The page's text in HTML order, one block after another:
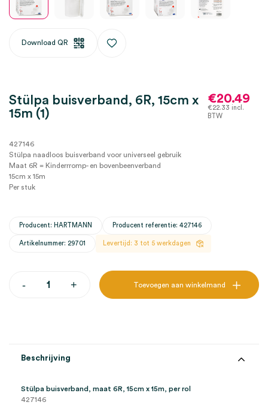
Download QR
Stülpa buisverband, 6R, 15cm x
15m (1)
€20.49
€22.33 incl.
BTW
427146
Stülpa naadloos buisverband voor universeel gebruik
Maat 6R = Kinderrromp- en bovenbeenverband
15cm x 15m
Per stuk
Producent: HARTMANN Producent referentie: 427146
Artikelnummer: 29701 Levertijd: 3 tot 5 werkdagen
-Stülpa
aantal
+ Toevoegen aan winkelmand
Beschrijving
Stülpa buisverband, maat 6R, 15cm x 15m, per rol
427146